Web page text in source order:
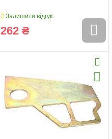
Залишити відгук
262 ₴